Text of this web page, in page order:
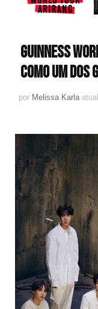
GUINNESS
COMO UM DOS
por Melissa Karla